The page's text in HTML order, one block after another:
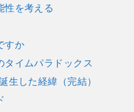
を考える
すか
イムパラドックス
した経緯（完結）